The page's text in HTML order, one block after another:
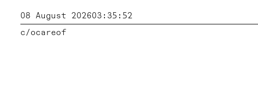
08 August 202603:35:52
c/ocareof